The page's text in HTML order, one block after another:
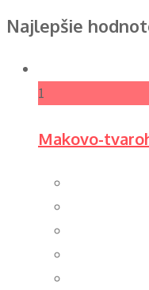
Najlepšie
1
Makovo-